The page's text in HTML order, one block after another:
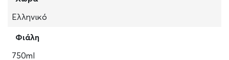
Ελληνικό
Φιάλη
750ml